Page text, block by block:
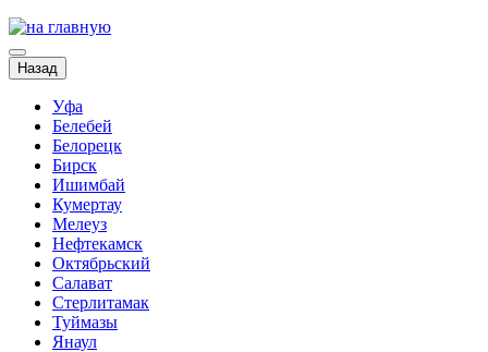
Назад
Уфа
Белебей
Белорецк
Бирск
Ишимбай
Кумертау
Мелеуз
Нефтекамск
Октябрьский
Салават
Стерлитамак
Туймазы
Янаул